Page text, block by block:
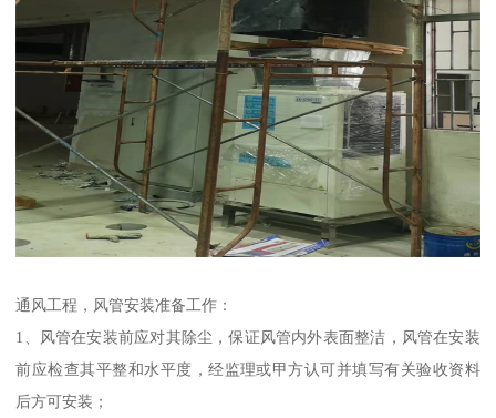
通风工程，风管安装准备工作：
1、风管在安装前应对其除尘，保证风管内外表面整洁，风管在安装
前应检查其平整和水平度，经监理或甲方认可并填写有关验收资料
后方可安装；